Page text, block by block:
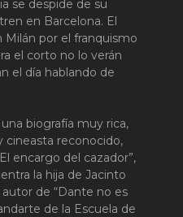
se despide de su
en Barcelona. El
por el franquismo
el corto no lo verán
el día hablando de
biografía muy rica,
cineasta reconocido,
encargo del cazador”,
la hija de Jacinto
de “Dante no es
de la Escuela de